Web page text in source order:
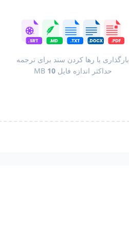
بارگذاری یا رها کردن سند برای ترجمه
حداکثر اندازه فایل10
MB